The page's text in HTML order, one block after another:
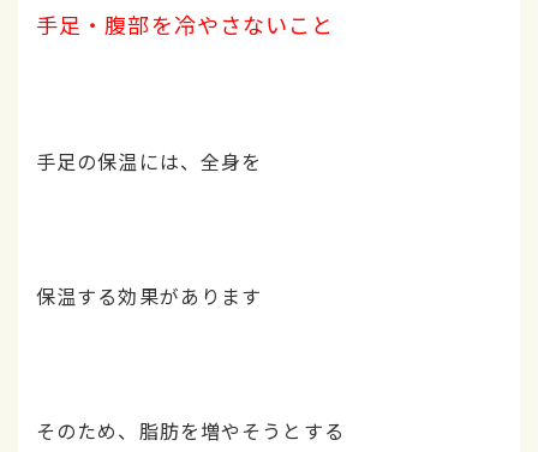
手足・腹部を冷やさないこと
手足の保温には、全身を
保温する効果があります
そのため、脂肪を増やそうとする